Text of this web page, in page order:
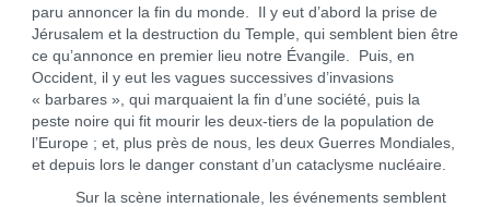
paru annoncer la fin du monde. Il y eut d’abord la prise de
Jérusalem et la destruction du Temple, qui semblent bien être
ce qu’annonce en premier lieu notre Évangile. Puis, en
Occident, il y eut les vagues successives d’invasions
« barbares », qui marquaient la fin d’une société, puis la
peste noire qui fit mourir les deux-tiers de la population de
l’Europe ; et, plus près de nous, les deux Guerres Mondiales,
et depuis lors le danger constant d’un cataclysme nucléaire.
Sur la scène internationale, les événements semblent